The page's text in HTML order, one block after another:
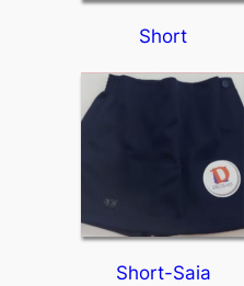
Short
Short-Saia